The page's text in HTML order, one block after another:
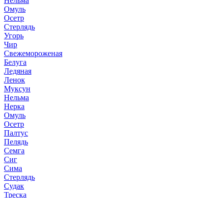
Омуль
Осетр
Стерлядь
Угорь
Чир
Свежемороженая
Белуга
Ледяная
Ленок
Муксун
Нельма
Нерка
Омуль
Осетр
Палтус
Пелядь
Семга
Сиг
Сима
Стерлядь
Судак
Треска